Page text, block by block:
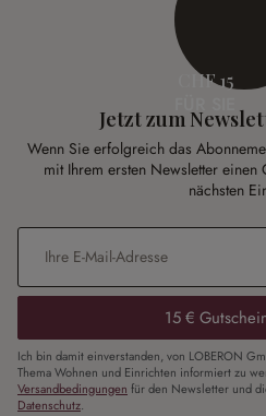
CHF 15
Jetzt zum
Wenn Sie erfolgreich das
mit Ihrem ersten Newsletter
nächsten
E-Mail-Adresse
15 €
Ich bin damit einverstanden, von LOBERON
Thema Wohnen und Einrichten informiert zu
Versandbedingungen für den Newsletter und
Datenschutz.